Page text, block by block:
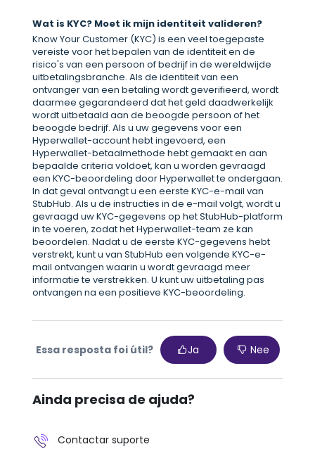
Wat is KYC? Moet ik mijn identiteit valideren?
Know Your Customer (KYC) is een veel toegepaste
vereiste voor het bepalen van de identiteit en de
risico's van een persoon of bedrijf in de wereldwijde
uitbetalingsbranche. Als de identiteit van een
ontvanger van een betaling wordt geverifieerd, wordt
daarmee gegarandeerd dat het geld daadwerkelijk
wordt uitbetaald aan de beoogde persoon of het
beoogde bedrijf. Als u uw gegevens voor een
Hyperwallet-account hebt ingevoerd, een
Hyperwallet-betaalmethode hebt gemaakt en aan
bepaalde criteria voldoet, kan u worden gevraagd
een KYC-beoordeling door Hyperwallet te ondergaan.
In dat geval ontvangt u een eerste KYC-e-mail van
StubHub. Als u de instructies in de e-mail volgt, wordt u
gevraagd uw KYC-gegevens op het StubHub-platform
in te voeren, zodat het Hyperwallet-team ze kan
beoordelen. Nadat u de eerste KYC-gegevens hebt
verstrekt, kunt u van StubHub een volgende KYC-e-
mail ontvangen waarin u wordt gevraagd meer
informatie te verstrekken. U kunt uw uitbetaling pas
ontvangen na een positieve KYC-beoordeling.
Essa resposta foi útil? Ja Nee
Ainda precisa de ajuda?
Contactar suporte